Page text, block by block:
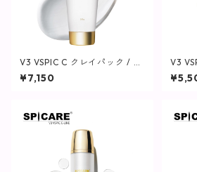
V3 VSPIC C クレイパック / 2
00g【SPICARE】
¥7,150
V3
ml【